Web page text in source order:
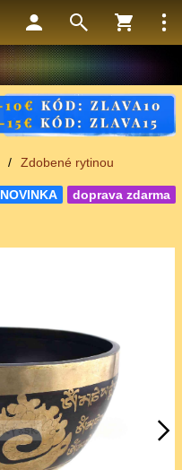
/ Zdobené rytinou
doprava zdarma
NOVINKA